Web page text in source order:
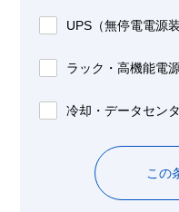
UPS（無停電電源
ラック・高機能電
冷却・データセン
この